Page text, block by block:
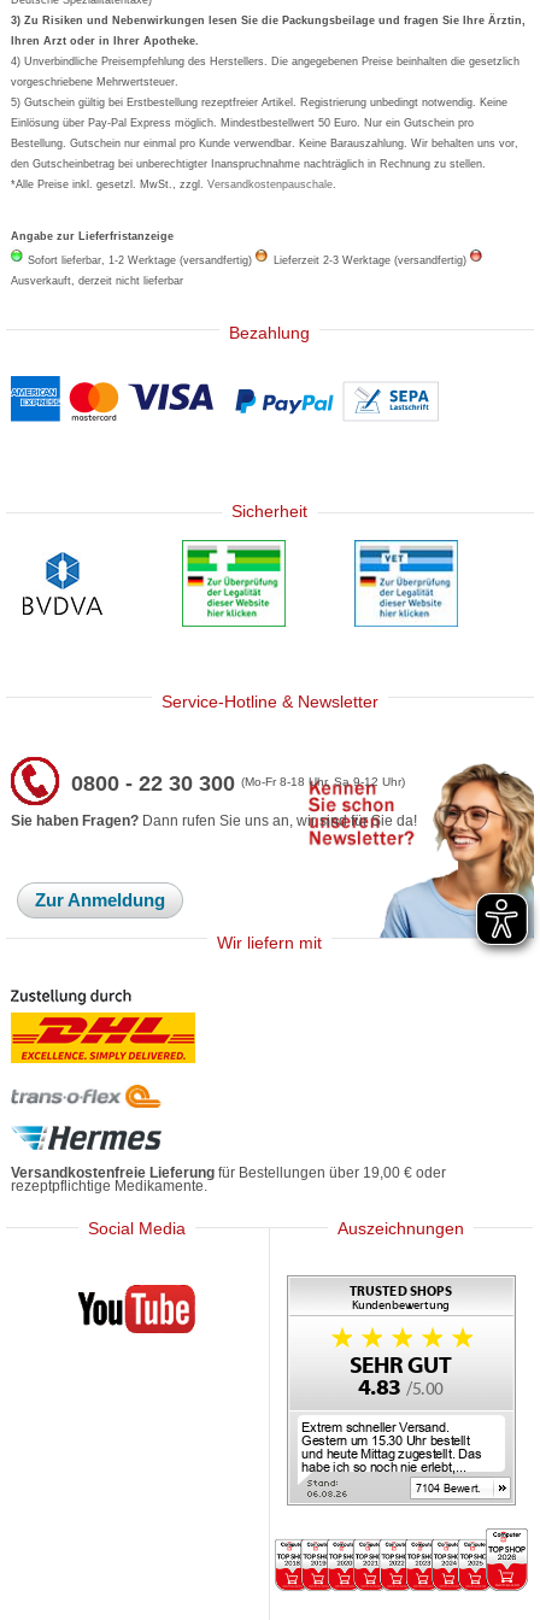
Formoline
Wick
Eucerin
Basica
3) Zu Risiken und Nebenwirkungen lesen Sie die Packungsbeilage und fragen Sie Ihre Ärztin,
Ihren Arzt oder in Ihrer Apotheke.
4) Unverbindliche Preisempfehlung des Herstellers. Die angegebenen Preise beinhalten die gesetzlich
vorgeschriebene Mehrwertsteuer.
5) Gutschein gültig bei Erstbestellung rezeptfreier Artikel. Registrierung unbedingt notwendig. Keine
Einlösung über Pay-Pal Express möglich. Mindestbestellwert 50 Euro. Nur ein Gutschein pro
Bestellung. Gutschein nur einmal pro Kunde verwendbar. Keine Barauszahlung. Wir behalten uns vor,
den Gutscheinbetrag bei unberechtigter Inanspruchnahme nachträglich in Rechnung zu stellen.
*Alle Preise inkl. gesetzl. MwSt., zzgl.Versandkostenpauschale
Angabe zur Lieferfristanzeige
Sofort lieferbar, 1-2 Werktage (versandfertig)
Lieferzeit 2-3 Werktage (versandfertig)
Ausverkauft, derzeit nicht lieferbar
Bezahlung
Sicherheit
Service-Hotline & Newsletter
0800 - 22 30 300(Mo-Fr 8-18 Uhr, Sa 9-12 Uhr)
Sie haben Fragen? Dann rufen Sie uns an, wir sind für Sie da!
Zur Anmeldung
Wir liefern mit
Versandkostenfreie Lieferung für Bestellungen über 19,00 € oder
rezeptpflichtige Medikamente.
Social Media
Mediherz
Auszeichnungen